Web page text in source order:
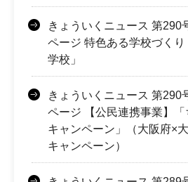
きょういくニュース 第290
ページ 特色ある学校づく
学校」
きょういくニュース 第290
ページ 【公民連携事業】
キャンペーン」（大阪府×
キャンペーン）